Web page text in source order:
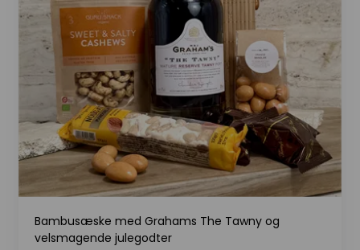
Bambusæske med Grahams The Tawny og
velsmagende julegodter